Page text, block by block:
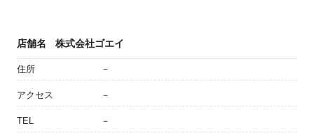
店舗名 株式会社ゴエイ
住所 －
アクセス －
TEL －